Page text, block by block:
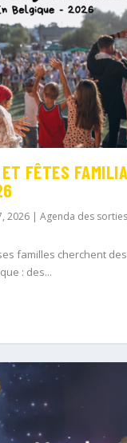
FÊTES
2026 |Agenda des sorties
familles cherchent
: des...